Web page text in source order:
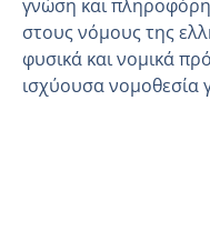
γνώση και
στους νόμους της
φυσικά και νομικά
ισχύουσα νομοθεσία